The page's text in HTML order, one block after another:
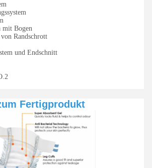
mit Bogen
Randschrott
und Endschnitt
Fertigprodukt